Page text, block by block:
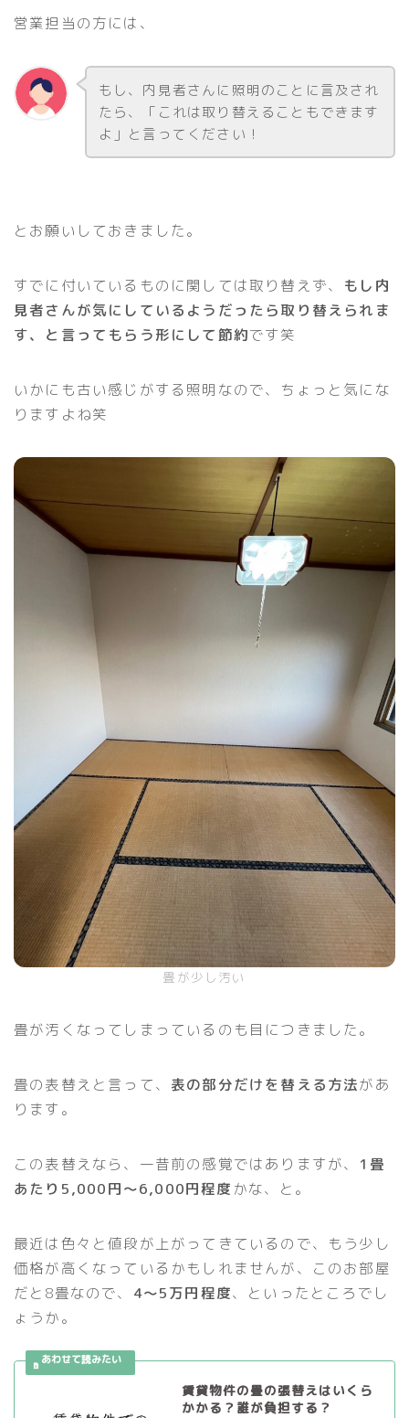
営業担当の方には、
もし、内見者さんに照明のことに言及され
たら、「これは取り替えることもできます
よ」と言ってください！
とお願いしておきました。
すでに付いているものに関しては取り替えず、 もし内
見者さんが気にしているようだったら取り替えられま
す、と言ってもらう形にして節約です笑
いかにも古い感じがする照明なので、ちょっと気にな
りますよね笑
畳が少し汚い
畳が汚くなってしまっているのも目につきました。
畳の表替えと言って、 表の部分だけを替える方法があ
ります。
この表替えなら、一昔前の感覚ではありますが、 1畳
あたり5,000円〜6,000円程度 かな、と。
最近は色々と値段が上がってきているので、もう少し
価格が高くなっているかもしれませんが、このお部屋
だと8畳なので、 4〜5万円程度、といったところでし
ょうか。
賃貸物件の畳の張替えはいくら
かかる？誰が負担する？